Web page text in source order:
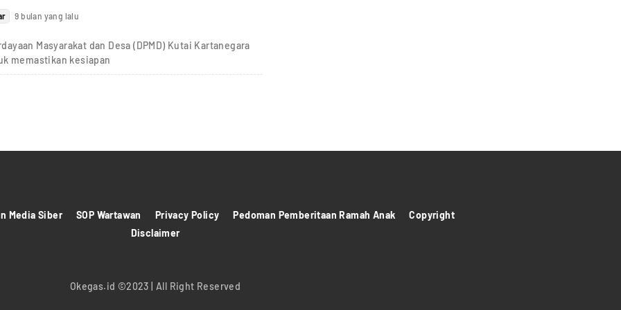
9 bulan yang lalu
Masyarakat dan Desa (DPMD) Kutai Kartanegara
memastikan kesiapan
Media Siber SOP Wartawan Privacy Policy Pedoman Pemberitaan Ramah Anak
Copyright
Disclaimer
Okegas.id ©2023 | All Right Reserved